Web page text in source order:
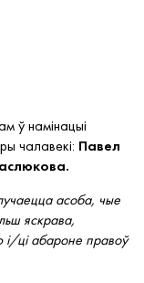
ў намінацыі
чалавекі: Павел
асоба, чые
яскрава,
ці абароне правоў